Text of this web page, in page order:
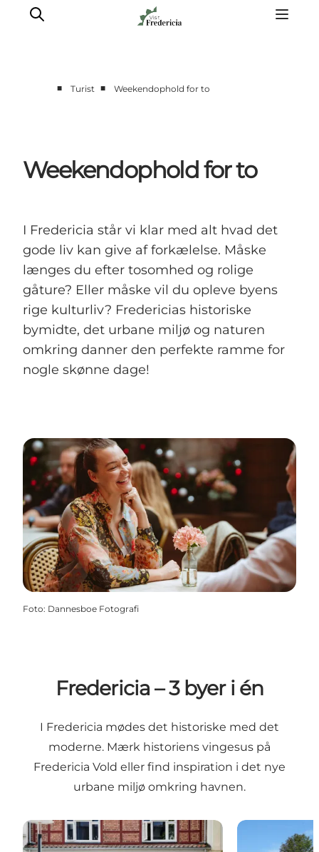
Spisesteder
Overnatning
Book guidet tur
■ Turist ■ Weekendophold for to
Weekendophold for to
I Fredericia står vi klar med alt hvad det
gode liv kan give af forkælelse. Måske
længes du efter tosomhed og rolige
gåture? Eller måske vil du opleve byens
rige kulturliv? Fredericias historiske
bymidte, det urbane miljø og naturen
omkring danner den perfekte ramme for
nogle skønne dage!
Foto: Dannesboe Fotografi
Fredericia – 3 byer i én
I Fredericia mødes det historiske med det
moderne. Mærk historiens vingesus på
Fredericia Vold eller find inspiration i det nye
urbane miljø omkring havnen.
Midtbyen Kongens